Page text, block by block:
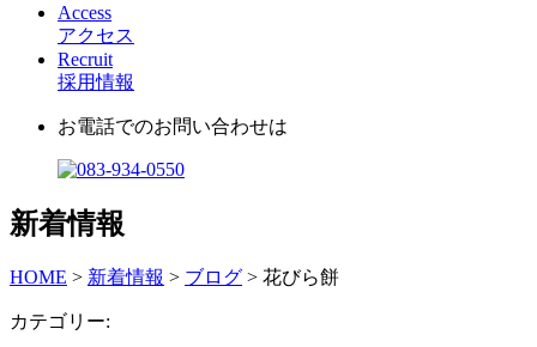
Access
アクセス
Recruit
採用情報
お電話でのお問い合わせは
新着情報
HOME > 新着情報 > ブログ > 花びら餅
カテゴリー: